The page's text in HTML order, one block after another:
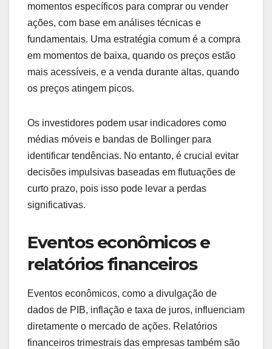
momentos específicos para comprar ou vender
ações, com base em análises técnicas e
fundamentais. Uma estratégia comum é a compra
em momentos de baixa, quando os preços estão
mais acessíveis, e a venda durante altas, quando
os preços atingem picos.
Os investidores podem usar indicadores como
médias móveis e bandas de Bollinger para
identificar tendências. No entanto, é crucial evitar
decisões impulsivas baseadas em flutuações de
curto prazo, pois isso pode levar a perdas
significativas.
Eventos econômicos e
relatórios financeiros
Eventos econômicos, como a divulgação de
dados de PIB, inflação e taxa de juros, influenciam
diretamente o mercado de ações. Relatórios
financeiros trimestrais das empresas também são